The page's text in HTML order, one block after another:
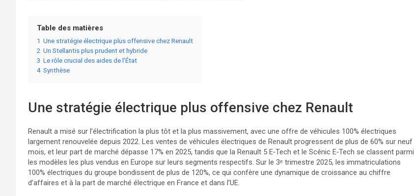
Table des matières
1 Une stratégie électrique plus offensive chez Renault
2 Un Stellantis plus prudent et hybride
3 Le rôle crucial des aides de l’État
4 Synthèse
Une stratégie électrique plus offensive chez Renault
Renault a misé sur l’électrification la plus tôt et la plus massivement, avec une offre de véhicules 100% électriques
largement renouvelée depuis 2022. Les ventes de véhicules électriques de Renault progressent de plus de 60% sur neuf
mois, et leur part de marché dépasse 17% en 2025, tandis que la Renault 5 E‑Tech et le Scénic E‑Tech se classent parmi
les modèles les plus vendus en Europe sur leurs segments respectifs. Sur le 3ᵉ trimestre 2025, les immatriculations
100% électriques du groupe bondissent de plus de 120%, ce qui confère une dynamique de croissance au chiffre
d’affaires et à la part de marché électrique en France et dans l’UE.